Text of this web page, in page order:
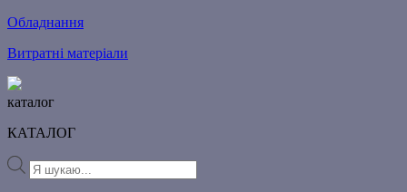
Обладнання
Витратні матеріали
каталог
КАТАЛОГ
Products
search